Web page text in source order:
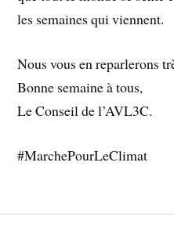
les semaines qui viennent.
Nous vous en reparlerons
Bonne semaine à tous,
Le Conseil de l’AVL3C.
#MarchePourLeClimat